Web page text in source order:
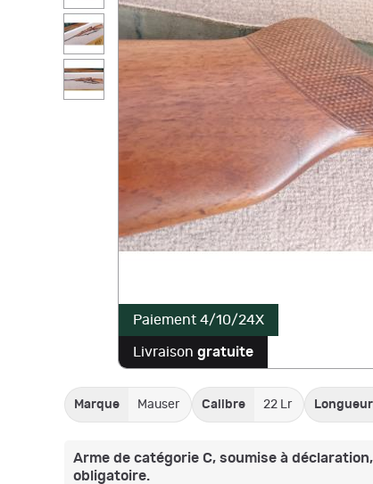
Paiement 4/10/24X
Livraison gratuite
Marque Mauser Calibre 22 Lr
Arme de catégorie C, soumise à
obligatoire.